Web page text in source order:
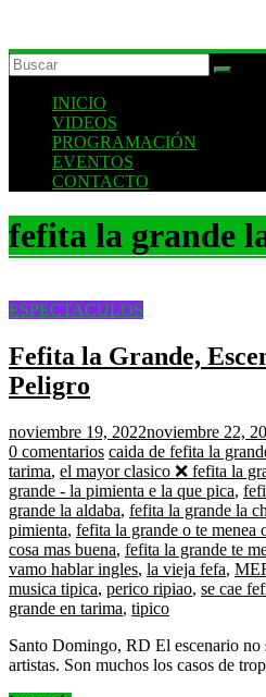
INICIO
VIDEOS
PROGRAMACIÓN
EVENTOS
CONTACTO
fefita la grande
ESPECTACULOS
Fefita la Grande,
Peligro
noviembre 19, 2022noviembre 22,
0 comentarios caida de fefita la
tarima, el mayor clasico ❌ fefita la
grande - la pimienta e la que pica,
grande la aldaba, fefita la grande la
pimienta, fefita la grande o te menea
cosa mas buena, fefita la grande te
vamo hablar ingles, la vieja fefa,
musica tipica, perico ripiao, se cae
grande en tarima, tipico
Santo Domingo, RD El escenario no
artistas. Son muchos los casos de